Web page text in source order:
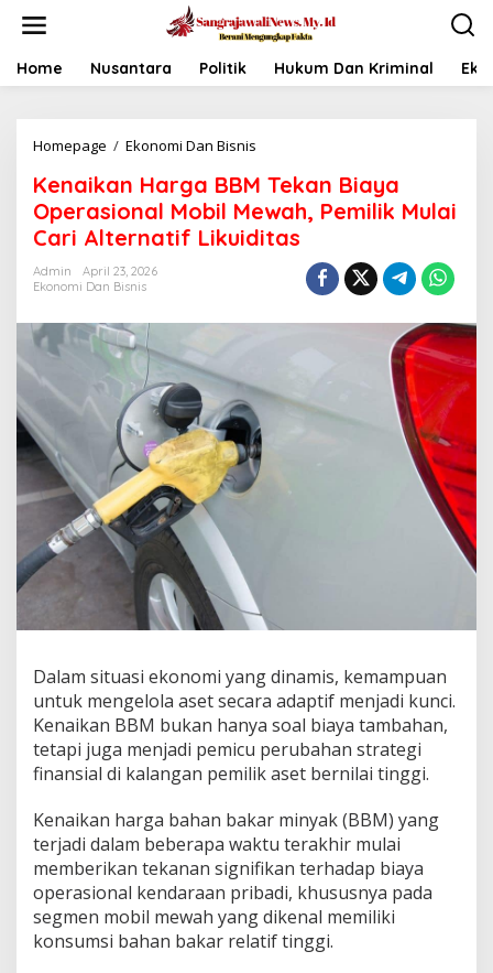
t
Home Nusantara Politik Hukum Dan Kriminal
Homepage / Ekonomi Dan Bisnis
n
a
i
k
a
a
B
B
M
T
e
a
y
p
e
r
s
i
n
a
l
M
o
b
i
Kenaikan Harga BBM Tekan Biaya
Operasional Mobil Mewah, Pemilik Mulai
Cari Alternatif Likuiditas
Admin
April 23, 2026
Ekonomi Dan Bisnis
Dalam situasi ekonomi yang dinamis, kemampuan
untuk mengelola aset secara adaptif menjadi kunci.
Kenaikan BBM bukan hanya soal biaya tambahan,
tetapi juga menjadi pemicu perubahan strategi
finansial di kalangan pemilik aset bernilai tinggi.
Kenaikan harga bahan bakar minyak (BBM) yang
terjadi dalam beberapa waktu terakhir mulai
memberikan tekanan signifikan terhadap biaya
operasional kendaraan pribadi, khususnya pada
segmen mobil mewah yang dikenal memiliki
konsumsi bahan bakar relatif tinggi.